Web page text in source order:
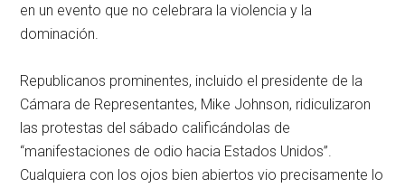
en un evento que no celebrara la violencia y la
dominación.
Republicanos prominentes, incluido el presidente de la
Cámara de Representantes, Mike Johnson, ridiculizaron
las protestas del sábado calificándolas de
“manifestaciones de odio hacia Estados Unidos”.
Cualquiera con los ojos bien abiertos vio precisamente lo